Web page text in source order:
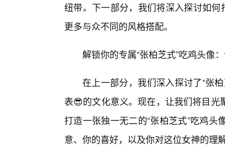
纽带。下一部分，我们将深入探讨如
更多与众不同的风格搭配。
解锁你的专属“张柏芝式”吃鸡头像
在上一部分，我们深入探讨了“张
表😎的文化意义。现在，让我们将目
打造一张独一无二的“张柏芝式”吃鸡
意、你的喜好，以及你对这位女神的理